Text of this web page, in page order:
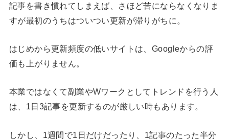
記事を書き慣れてしまえば、さほど苦にならなくなりま
すが最初のうちはついつい更新が滞りがちに。
はじめから更新頻度の低いサイトは、Googleからの評
価も上がりません。
本業ではなくて副業やWワークとしてトレンドを行う人
は、1日3記事を更新するのが厳しい時もあります。
しかし、1週間で1日だけだったり、1記事のたった半分